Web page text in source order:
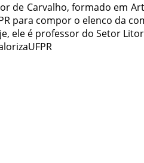
de Carvalho, formado em
para compor o elenco da
ele é professor do Setor